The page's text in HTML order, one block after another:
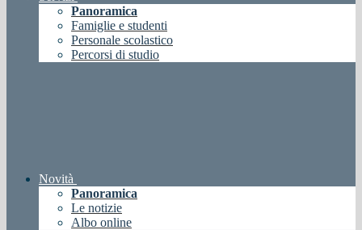
Panoramica
Famiglie e studenti
Personale scolastico
Percorsi di studio
Novità
Panoramica
Le notizie
Albo online